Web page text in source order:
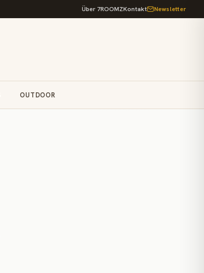
Über 7ROOMZKontakt Newsletter
OUTDOOR